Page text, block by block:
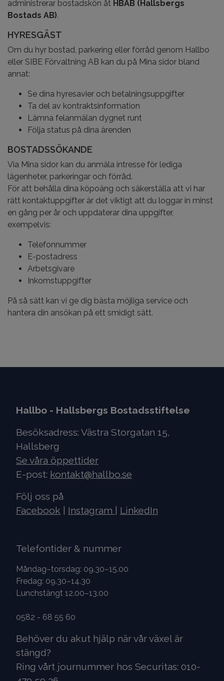
administrerar bostadskön åt HBAB (Hallsbergs
Bostads AB).
HYRESGÄST
Om du hyr bostad, parkering eller förråd genom Hallbo
eller SIBE Förvaltning AB kan du på Mina sidor bland
annat:
Se dina hyresavier och betalningsuppgifter
Ta del av kontraktsinformation
Lämna felanmälan dygnet runt
Följa status på dina ärenden
BOSTADSSÖKANDE
Via Mina sidor kan du anmäla intresse för lediga
lägenheter, parkeringar och förråd.
För att behålla dina köpoäng och säkerställa att vi har
rätt kontaktuppgifter är det viktigt att du loggar in minst
en gång per år och uppdaterar dina uppgifter,
exempelvis:
Telefonnummer
E-postadress
Arbetsgivare
Inkomstuppgifter
På så sätt kan vi ge dig bästa möjliga service och
hantera din ansökan på ett smidigt sätt.
Hallbo - Hallsbergs Bostadsstiftelse
Besöksadress: Västra Storgatan 15,
Hallsberg
Se våra öppettider
E-post: kontakt@hallbo.se
Följ oss på
Facebook
Instagram LinkedIn
Telefontider & nummer
Måndag–torsdag: 09.30–15.00
Fredag: 09.30–14.30
Lunchstängt 12.00–13.00
0582 - 68 55 60
Behöver du akut hjälp när vår växel är
stängd?
Ring vårt journummer hos Securitas: 010-